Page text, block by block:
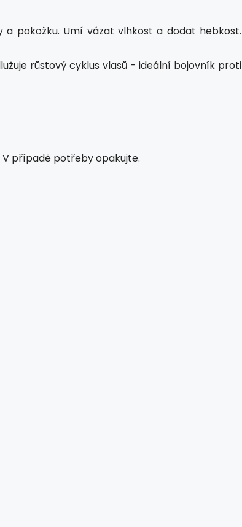
pokožku. Umí vázat vlhkost a dodat hebkost.
růstový cyklus vlasů - ideální bojovník proti
V případě potřeby opakujte.